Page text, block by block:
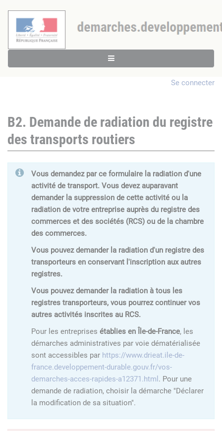
Se connecter
B2. Demande de radiation du registre
des transports routiers
Vous demandez par ce formulaire la radiation d'une
activité de transport. Vous devez auparavant
demander la suppression de cette activité ou la
radiation de votre entreprise auprès du registre des
commerces et des sociétés (RCS) ou de la chambre
des commerces.
Vous pouvez demander la radiation d'un registre des
transporteurs en conservant l'inscription aux autres
registres.
Vous pouvez demander la radiation à tous les
registres transporteurs, vous pourrez continuer vos
autres activités inscrites au RCS.
Pour les entreprises établies en Île-de-France, les
démarches administratives par voie dématérialisée
sont accessibles par https://www.drieat.ile-de-
france.developpement-durable.gouv.fr/vos-
demarches-acces-rapides-a12371.html . Pour une
demande de radiation, choisir la démarche "Déclarer
la modification de sa situation".